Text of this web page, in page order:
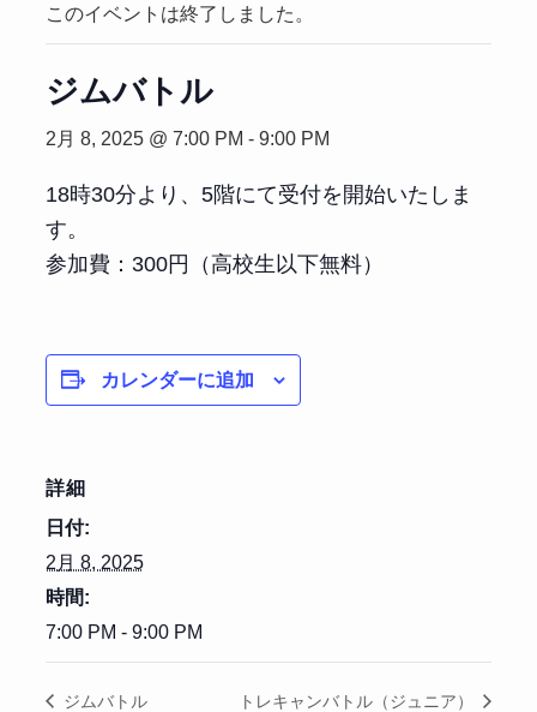
このイベントは終了しました。
ジムバトル
2月 8, 2025 @ 7:00 PM - 9:00 PM
18時30分より、5階にて受付を開始いたしま
す。
参加費：300円（高校生以下無料）
カレンダーに追加
詳細
日付:
2月 8, 2025
時間:
7:00 PM - 9:00 PM
ジムバトル トレキャンバトル（ジュニア）